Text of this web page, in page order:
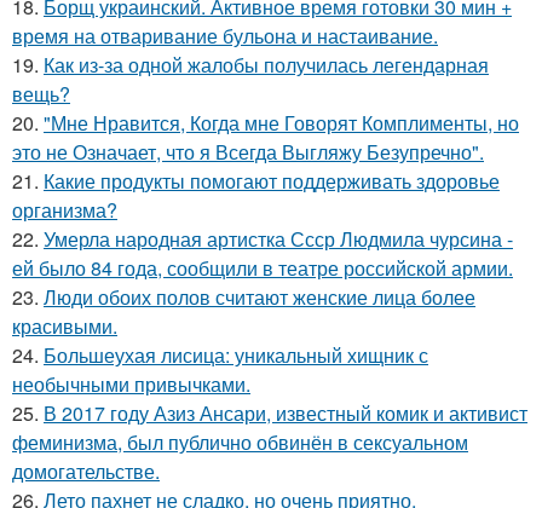
18. Борщ украинский. Активное время готовки 30 мин +
время на отваривание бульона и настаивание.
19. Как из-за одной жалобы получилась легендарная
вещь?
20. "Мне Нравится, Когда мне Говорят Комплименты, но
это не Означает, что я Всегда Выгляжу Безупречно".
21. Какие продукты помогают поддерживать здоровье
организма?
22. Умерла народная артистка Ссср Людмила чурсина -
ей было 84 года, сообщили в театре российской армии.
23. Люди обоих полов считают женские лица более
красивыми.
24. Большеухая лисица: уникальный хищник с
необычными привычками.
25. В 2017 году Азиз Ансари, известный комик и активист
феминизма, был публично обвинён в сексуальном
домогательстве.
26. Лето пахнет не сладко, но очень приятно.